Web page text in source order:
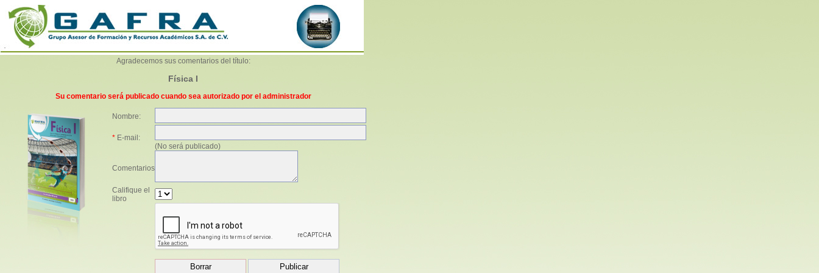
Agradecemos sus comentarios del título:
Física I
Su comentario será publicado cuando sea autorizado por el administrador
Nombre:
* E-mail:
(No será publicado)
Comentarios
Califique el
libro
Publicar